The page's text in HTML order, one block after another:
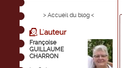
> Accueil du blog <
L'auteur
Françoise
GUILLAUME
CHARRON